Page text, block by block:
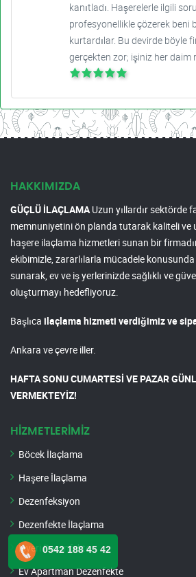
kanıtladı. Haşerelerle ilgili
profesyonellikle çözerek beni
kurtardılar. Bu devirde böyle
gerçekten zor; işiniz her daim
HAKKIMIZDA
GÜÇLÜ İLAÇLAMAUzun yıllardır sektörde
memnuniyetini ön planda tutarak kaliteli ve
haşere ilaçlama hizmetleri sunan bir
ekibimizle, zararlılarla mücadele
sunarak, ev ve iş yerlerinizde sağlıklı ve
oluşturmayı hedefliyoruz.
Başlıca ilaçlama hizmeti verdiğimiz ve
Ankara ve çevre iller.
HAFTA SONU CUMARTESİ VE PAZAR
VERMEKTEYİZ!
HİZMETLERİMİZ
Böcek İlaçlama
Haşere İlaçlama
Dezenfeksiyon
Dezenfekte İlaçlama
İşyeri Dezenfekte
Ev Apartman Dezenfekte
0542 188 45 42